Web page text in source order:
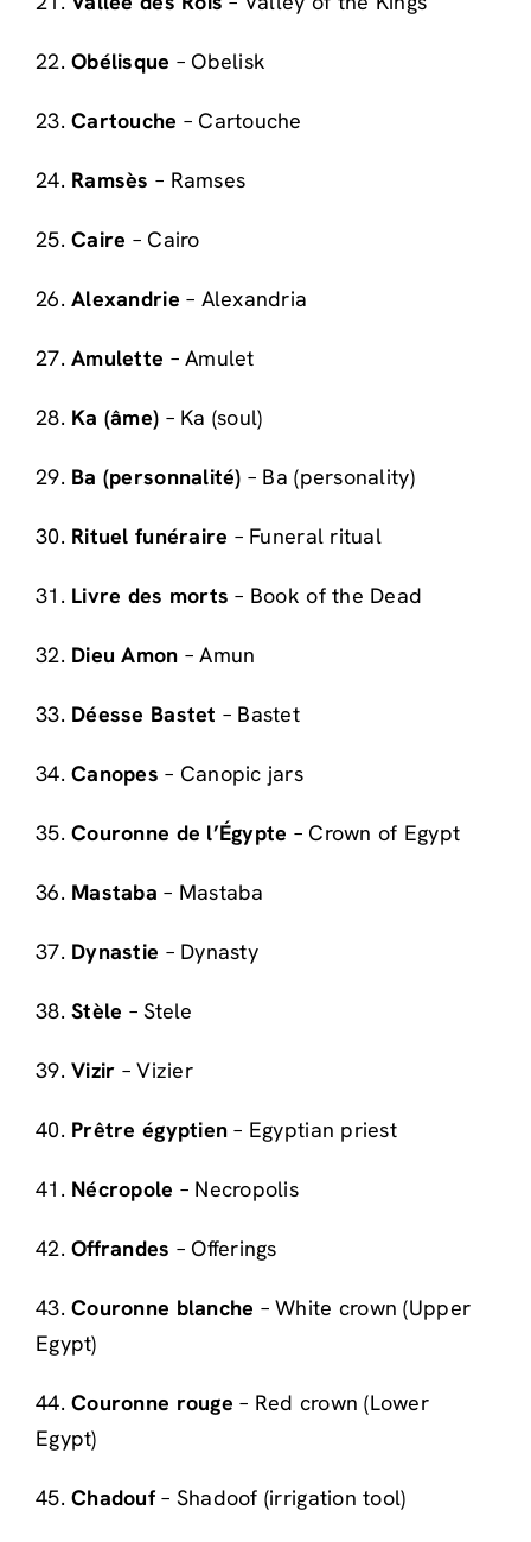
22.Obélisque – Obelisk
23.Cartouche – Cartouche
24. Ramsès – Ramses
25.Caire – Cairo
26.Alexandrie – Alexandria
27.Amulette – Amulet
28. Ka (âme) – Ka (soul)
29. Ba (personnalité) – Ba (personality)
30. Rituel funéraire – Funeral ritual
31. Livre des morts – Book of the Dead
32. Dieu Amon – Amun
33. Déesse Bastet – Bastet
34.Canopes – Canopic jars
35.Couronne de l’Égypte – Crown of Egypt
36. Mastaba – Mastaba
37. Dynastie – Dynasty
38.Stèle – Stele
39.Vizir – Vizier
40. Prêtre égyptien – Egyptian priest
41. Nécropole – Necropolis
42.Offrandes – Offerings
43.Couronne blanche – White crown (Upper
Egypt)
44.Couronne rouge – Red crown (Lower
Egypt)
45.Chadouf– Shadoof (irrigation tool)